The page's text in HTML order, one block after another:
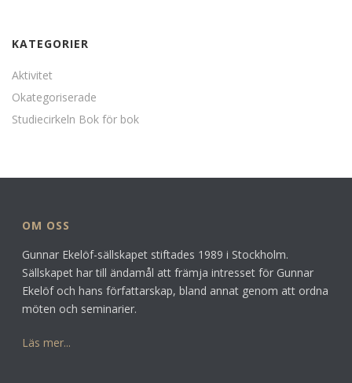
KATEGORIER
Aktivitet
Okategoriserade
Studiecirkeln Bok för bok
OM OSS
Gunnar Ekelöf-sällskapet stiftades 1989 i Stockholm.
Sällskapet har till ändamål att främja intresset för Gunnar
Ekelöf och hans författarskap, bland annat genom att ordna
möten och seminarier.
Läs mer...